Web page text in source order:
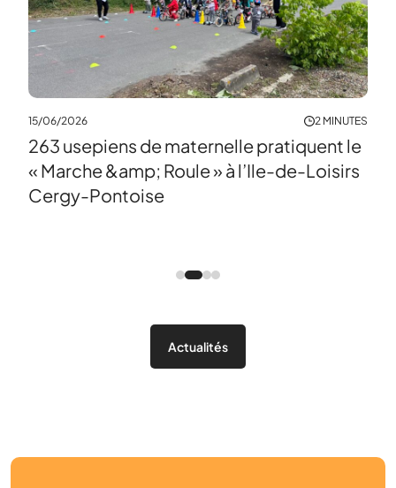
15/06/2026 2 MINUTES
263 usepiens de maternelle pratiquent le
« Marche &amp; Roule » à l’Ile-de-Loisirs
Cergy-Pontoise
Actualités